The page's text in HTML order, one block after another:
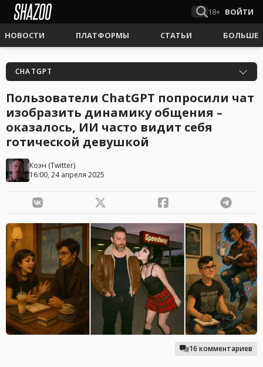
18+ ВОЙТИ
НОВОСТИ ПЛАТФОРМЫ СТАТЬИ БОЛЬШЕ
CHATGPT
Пользователи ChatGPT попросили чат
изобразить динамику общения –
оказалось, ИИ часто видит себя
готической девушкой
Коэн (Twitter)
16:00, 24 апреля 2025
16 комментариев